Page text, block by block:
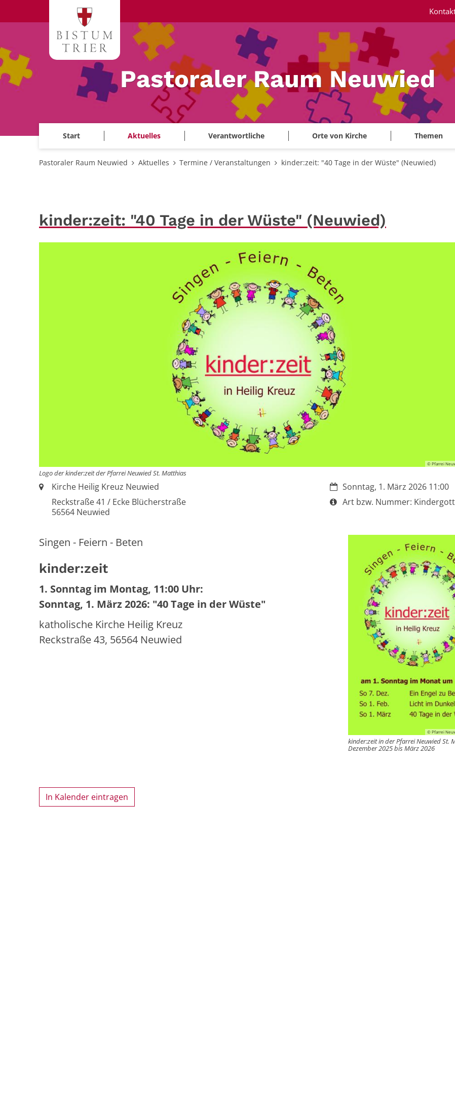
Pastoraler Raum Neuwied
Start Aktuelles Verantwortliche Orte von Kirche Themen
Pastoraler Raum Neuwied Aktuelles Termine / Veranstaltungen kinder:zeit: "40 Tage in der Wüste" (Neuwied)
kinder:zeit: "40 Tage in der Wüste" (Neuwied)
© Pfarrei
Logo der kinder:zeit der Pfarrei Neuwied St. Matthias
Datum:Sonntag, 1. März 2026 11:00
Art bzw. Nummer:
Art bzw. Nummer:
Ort:Kirche Heilig Kreuz Neuwied
Reckstraße 41 / Ecke Blücherstraße
56564 Neuwied
© Pfarrei
kinder:zeit in der Pfarrei Neuwied St.
Dezember 2025 bis März 2026
Singen - Feiern - Beten
kinder:zeit
1. Sonntag im Montag, 11:00 Uhr:
Sonntag, 1. März 2026: "40 Tage in der Wüste"
katholische Kirche Heilig Kreuz
Reckstraße 43, 56564 Neuwied
In Kalender eintragen